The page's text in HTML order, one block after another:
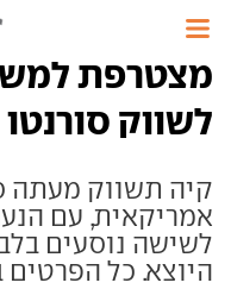
מצטרפת
לשווק
קיה תשווק מעתה
אמריקאית, עם
לשישה נוסעים
היוצא. כל הפרטים